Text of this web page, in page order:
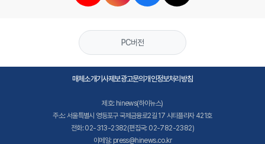
PC버전
매체소개기사제보광고문의개인정보처리방침
제호: hinews(하이뉴스)
주소: 서울특별시 영등포구 국제금융로2길 17 시티플라자 421호
전화: 02-313-2382(편집국: 02-782-2382)
이메일: press@hinews.co.kr